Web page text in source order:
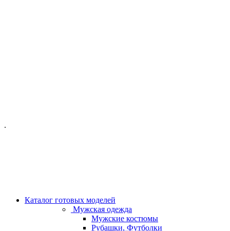
.
Каталог готовых моделей
Мужская одежда
Мужские костюмы
Рубашки, Футболки